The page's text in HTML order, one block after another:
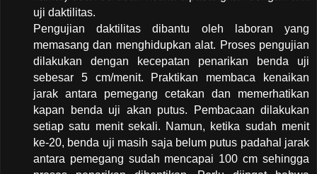
uji daktilitas.
Pengujian daktilitas dibantu oleh laboran yang
memasang dan menghidupkan alat. Proses pengujian
dilakukan dengan kecepatan penarikan benda uji
sebesar 5 cm/menit. Praktikan membaca kenaikan
jarak antara pemegang cetakan dan memerhatikan
kapan benda uji akan putus. Pembacaan dilakukan
setiap satu menit sekali. Namun, ketika sudah menit
ke-20, benda uji masih saja belum putus padahal jarak
antara pemegang sudah mencapai 100 cm sehingga